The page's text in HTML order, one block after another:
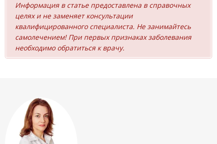
Информация в статье предоставлена в справочных
целях и не заменяет консультации
квалифицированного специалиста. Не занимайтесь
самолечением! При первых признаках заболевания
необходимо обратиться к врачу.